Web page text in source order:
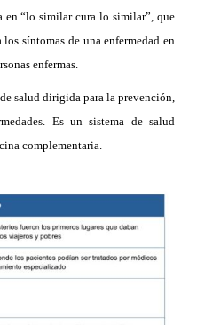
en “lo similar cura lo similar”, que
síntomas de una enfermedad en
enfermas.
salud dirigida para la prevención,
Es un sistema de salud
complementaria.